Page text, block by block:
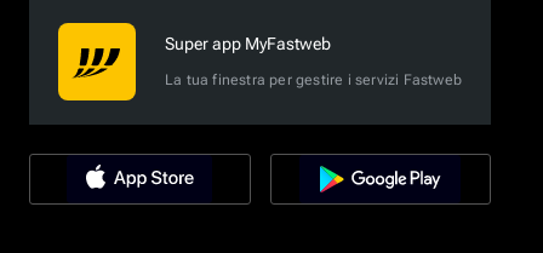
Super app MyFastweb
La tua finestra per gestire i servizi Fastweb